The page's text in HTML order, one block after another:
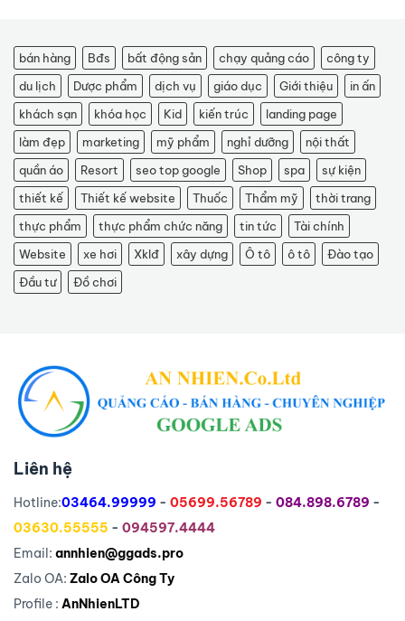
bán hàng Bđs bất động sản chạy quảng cáo
công ty
du lịch
Dược phẩm dịch vụ giáo dục Giới thiệu
in ấn
khách sạn
khóa học Kid kiến trúc
landing page
làm đẹp
marketing mỹ phẩm nghỉ dưỡng
nội thất
quần áo
Resort seo top google Shop spa
sự kiện
thiết kế
Thiết kế website Thuốc Thẩm mỹ
thời trang
thực phẩm
thực phẩm chức năng tin tức
Tài chính
Website
xe hơi Xklđ xây dựng Ô tô ô tô
Đào tạo
Đầu tư
Đồ chơi
Liên hệ
Hotline:03464.99999 - 05699.56789 - 084.898.6789 -
03630.55555 - 094597.4444
Email: annhien@ggads.pro
Zalo OA: Zalo OA Công Ty
Profile : AnNhienLTD